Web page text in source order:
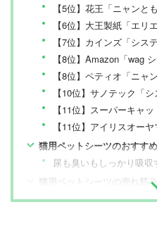
【5位】花王「ニャンと
【6位】大王製紙「エリエール
【7位】カインズ「システムトイレ
【8位】Amazon「wag
【8位】ペティオ「ニャンニャ
【10位】サノテック「シ
【11位】スーパーキャット「
【11位】アイリスオーヤマ「
猫用ペットシーツのおすす
尿も臭いもしっかり吸収
猫用ペットシーツの売れ筋